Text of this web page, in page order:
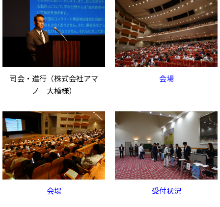
司会・進行（株式会社アマ
ノ 大橋様）
会場
会場 受付状況